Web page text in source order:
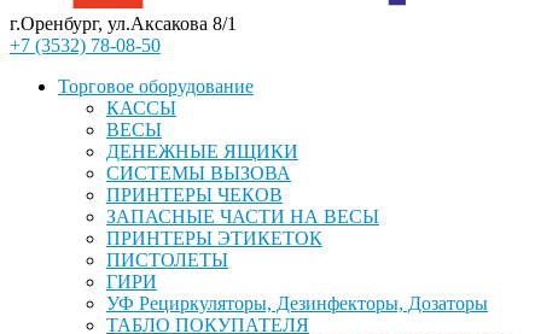
г.Оренбург, ул.Аксакова 8/1
+7 (3532) 78-08-50
Торговое оборудование
КАССЫ
ВЕСЫ
ДЕНЕЖНЫЕ ЯЩИКИ
СИСТЕМЫ ВЫЗОВА
ПРИНТЕРЫ ЧЕКОВ
ЗАПАСНЫЕ ЧАСТИ НА ВЕСЫ
ПРИНТЕРЫ ЭТИКЕТОК
ПИСТОЛЕТЫ
ГИРИ
УФ Рециркуляторы, Дезинфекторы, Дозаторы
ТАБЛО ПОКУПАТЕЛЯ